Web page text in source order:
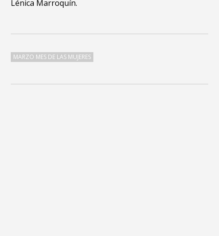
Lénica Marroquín.
MARZO MES DE LAS MUJERES